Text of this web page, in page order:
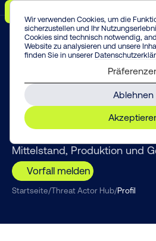
Wir verwenden Cookies, um die
sicherzustellen und Ihr
Cookies sind technisch notwendig,
Website zu analysieren und unsere
finden Sie in unserer
Ablehnen
Menü
Startseite/Threat Actor Hub/Profil
Qilin
Qilin (auch „Agenda“) zählt
von LockBit zu den aktivsten
Mittelstand, Produktion und
Vorfall melden